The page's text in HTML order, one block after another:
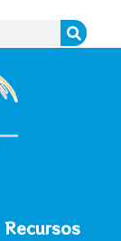
Recursos